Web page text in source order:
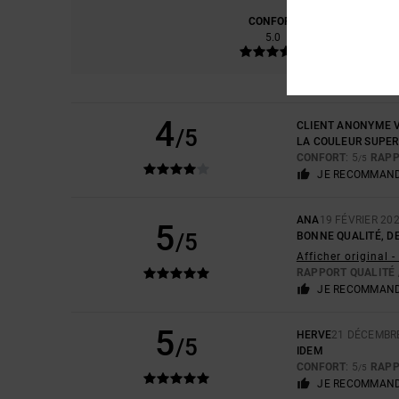
CONFORT
5.0
4/5 CLIENT ANONYME
LA COULEUR
CONFORT: 5/5
JE
5/5
ANA19 FÉVRIER
BONNE QUALITÉ,
Afficher original -
RAPPORT QUALITÉ
JE
5/5 HERVE21
IDEM
CONFORT: 5/5
JE